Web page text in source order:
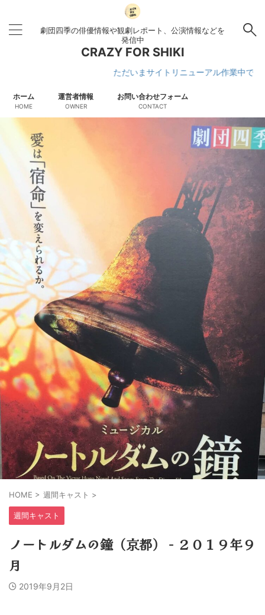
劇団四季の俳優情報や観劇レポート、公演情報などを
発信中
CRAZY FOR SHIKI
ただいまサイトリニューアル作業中です
ホーム
HOME
運営者情報
OWNER
お問い合わせフォーム
CONTACT
HOME > 週間キャスト >
週間キャスト
ノートルダムの鐘（京都） − ２０１９年９
月
2019年9月2日